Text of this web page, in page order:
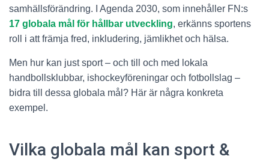
G
samhällsförändring. I Agenda 2030, som innehåller FN:s
17 globala mål för hållbar utveckling, erkänns sportens
roll i att främja fred, inkludering, jämlikhet och hälsa.
Men hur kan just sport – och till och med lokala
handbollsklubbar, ishockeyföreningar och fotbollslag –
bidra till dessa globala mål? Här är några konkreta
exempel.
Vilka globala mål kan sport &